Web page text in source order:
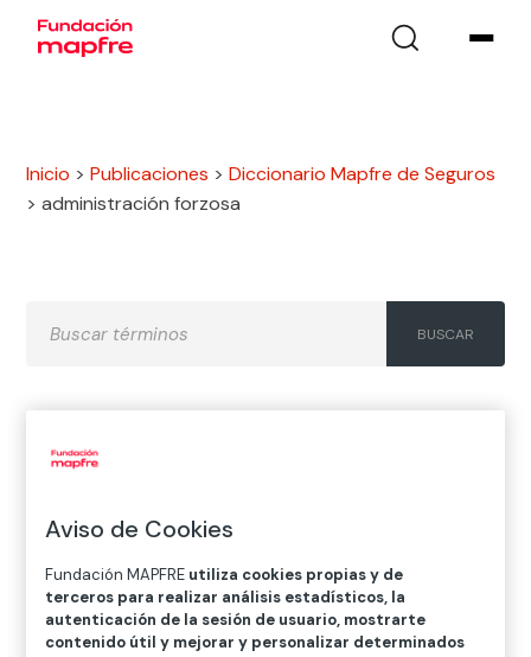
Inicio >Publicaciones >Diccionario Mapfre de Seguros
>administración forzosa
A
O
P Q R
V
W X Y Z
Diccionario de seguros
Aviso de Cookies
Fundación MAPFRE utiliza cookies propias y de
terceros para realizar análisis estadísticos, la
autenticación de la sesión de usuario, mostrarte
contenido útil y mejorar y personalizar determinados